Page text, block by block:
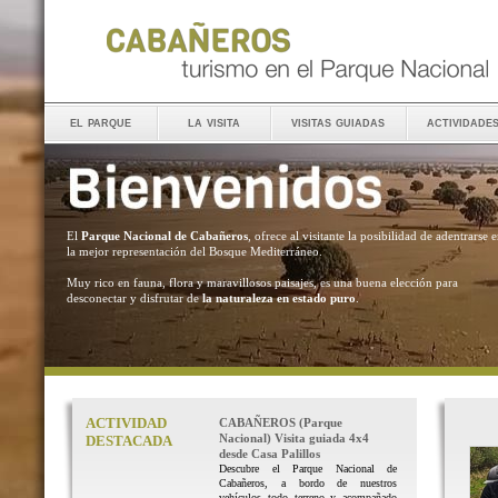
el parque la visita visitas guiadas actividades
El Parque Nacional de Cabañeros , ofrece al visitante la posibilidad de adentrarse
la mejor representación del Bosque Mediterráneo.
Muy rico en fauna, flora y maravillosos paisajes, es una buena elección para
desconectar y disfrutar dela naturaleza en estado puro .
ACTIVIDAD
DESTACADA
CABAÑEROS (Parque
Nacional) Visita guiada 4x4
desde Casa Palillos
Descubre el Parque Nacional de
Cabañeros, a bordo de nuestros